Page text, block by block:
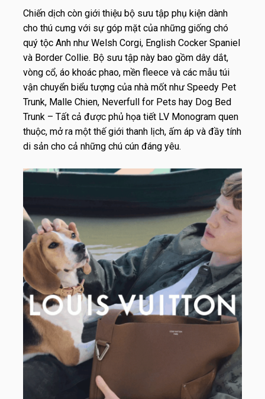
Chiến dịch còn giới thiệu bộ sưu tập phụ kiện dành
cho thú cưng với sự góp mặt của những giống chó
quý tộc Anh như Welsh Corgi, English Cocker Spaniel
và Border Collie. Bộ sưu tập này bao gồm dây dắt,
vòng cổ, áo khoác phao, mền fleece và các mẫu túi
vận chuyển biểu tượng của nhà mốt như Speedy Pet
Trunk, Malle Chien, Neverfull for Pets hay Dog Bed
Trunk – Tất cả được phủ họa tiết LV Monogram quen
thuộc, mở ra một thế giới thanh lịch, ấm áp và đầy tính
di sản cho cả những chú cún đáng yêu.